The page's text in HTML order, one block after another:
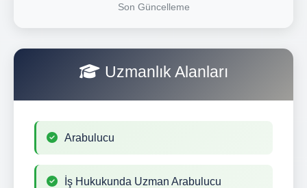
Son Güncelleme
Uzmanlık Alanları
Arabulucu
İş Hukukunda Uzman Arabulucu